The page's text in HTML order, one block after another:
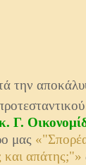
την
Γ.
μας
και απάτης;"»